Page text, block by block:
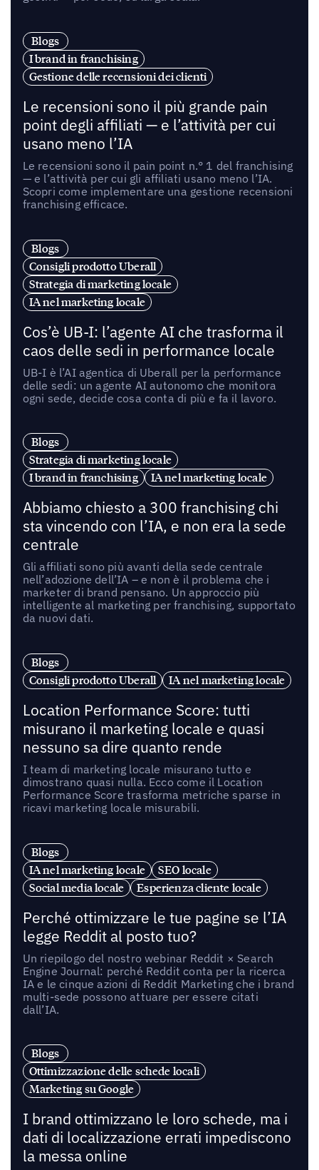
Blogs
I brand in franchising
Gestione delle recensioni dei clienti
Le recensioni sono il più grande pain
point degli affiliati — e l’attività per cui
usano meno l’IA
Le recensioni sono il pain point n.° 1 del franchising
— e l’attività per cui gli affiliati usano meno l’IA.
Scopri come implementare una gestione recensioni
franchising efficace.
Blogs
Consigli prodotto Uberall
Strategia di marketing locale
IA nel marketing locale
Cos’è UB-I: l’agente AI che trasforma il
caos delle sedi in performance locale
UB-I è l’AI agentica di Uberall per la performance
delle sedi: un agente AI autonomo che monitora
ogni sede, decide cosa conta di più e fa il lavoro.
Blogs
Strategia di marketing locale
I brand in franchising
IA nel marketing locale
Abbiamo chiesto a 300 franchising chi
sta vincendo con l’IA, e non era la sede
centrale
Gli affiliati sono più avanti della sede centrale
nell’adozione dell’IA – e non è il problema che i
marketer di brand pensano. Un approccio più
intelligente al marketing per franchising, supportato
da nuovi dati.
Blogs
Consigli prodotto Uberall
IA nel marketing locale
Location Performance Score: tutti
misurano il marketing locale e quasi
nessuno sa dire quanto rende
I team di marketing locale misurano tutto e
dimostrano quasi nulla. Ecco come il Location
Performance Score trasforma metriche sparse in
ricavi marketing locale misurabili.
Blogs
IA nel marketing locale
SEO locale
Social media locale
Esperienza cliente locale
Perché ottimizzare le tue pagine se l’IA
legge Reddit al posto tuo?
Un riepilogo del nostro webinar Reddit × Search
Engine Journal: perché Reddit conta per la ricerca
IA e le cinque azioni di Reddit Marketing che i brand
multi-sede possono attuare per essere citati
dall’IA.
Blogs
Ottimizzazione delle schede locali
Marketing su Google
I brand ottimizzano le loro schede, ma i
dati di localizzazione errati impediscono
la messa online